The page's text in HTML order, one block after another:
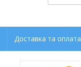
Доставка та оплата